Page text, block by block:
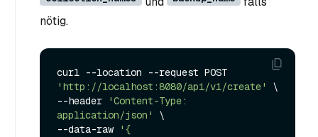
nötig.
'http://localhost:8080/api/v1/create'
\
--header
'Content-Type:
application/json'
\
--data-raw
'{